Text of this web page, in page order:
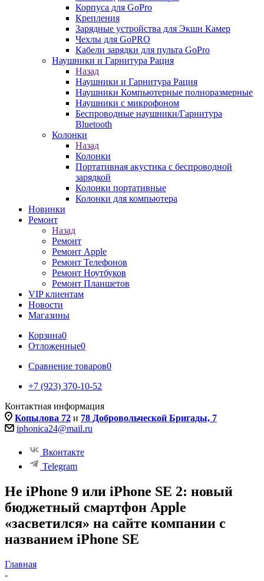
Корпуса для GoPro
Крепления
Зарядные устройства для Экшн Камер
Чехлы для GoPRO
Кабели зарядки для пульта GoPro
Наушники и Гарнитура Рация
Назад
Наушники и Гарнитура Рация
Наушники Компьютерные полноразмерные
Наушники с микрофоном
Беспроводные наушники/Гарнитура
Bluetooth
Колонки
Назад
Колонки
Портативная акустика с беспроводной
зарядкой
Колонки портативные
Колонки для компьютера
Новинки
Ремонт
Назад
Ремонт
Ремонт Apple
Ремонт Телефонов
Ремонт Ноутбуков
Ремонт Планшетов
VIP клиентам
Новости
Магазины
Корзина0
Отложенные0
Сравнение товаров0
+7 (923) 370-10-52
Контактная информация
Копылова 72 и 78 Добровольческой Бригады, 7
iphonica24@mail.ru
Вконтакте
Telegram
Не iPhone 9 или iPhone SE 2: новый
бюджетный смартфон Apple
«засветился» на сайте компании с
названием iPhone SE
Главная
-